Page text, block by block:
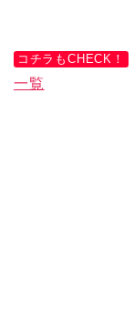
コチラもCHECK！
一覧